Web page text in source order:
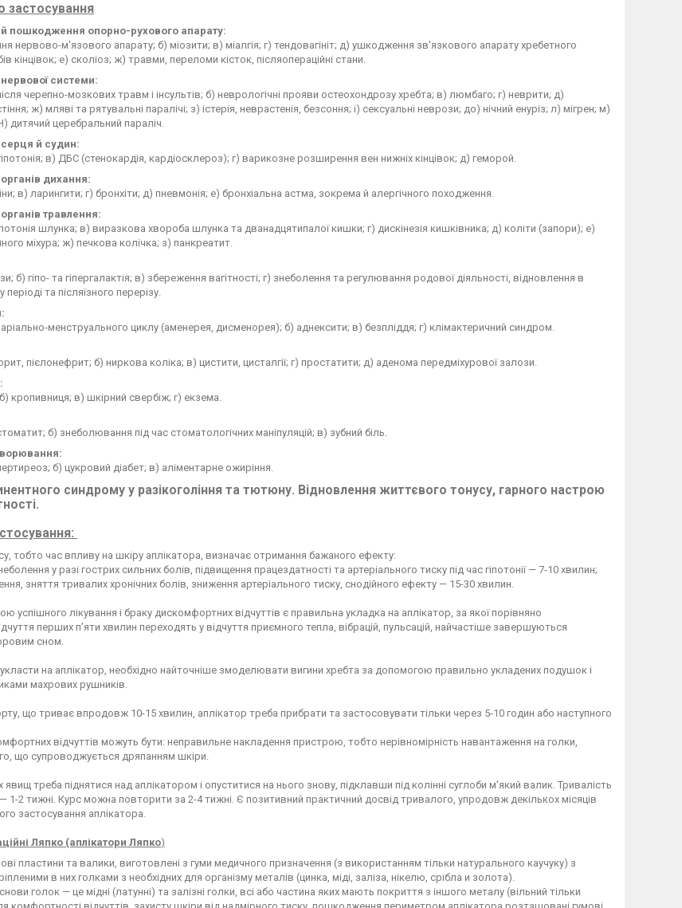
застосування
пошкодження опорно-рухового апарату:
нервово-м'язового апарату; б) міозити; в) міалгія; г) тендовагініт; д) ушкодження зв'язкового апарату хребетного
кінцівок; е) сколіоз; ж) травми, переломи кісток, післяопераційні стани.
системи:
черепно-мозкових травм і інсультів; б) неврологічні прояви остеохондрозу хребта; в) люмбаго; г) неврити; д)
ж) мляві та рятувальні паралічі; з) істерія, неврастенія, безсоння; і) сексуальні неврози; до) нічний енуріз; л) мігрен; м)
дитячий церебральний параліч.
й судин:
в) ДБС (стенокардія, кардіосклероз); г) варикозне розширення вен нижніх кінцівок; д) геморой.
дихання:
в) ларингити; г) бронхіти; д) пневмонія; е) бронхіальна астма, зокрема й алергічного походження.
травлення:
шлунка; в) виразкова хвороба шлунка та дванадцятипалої кишки; г) дискінезія кишківника; д) коліти (запори); е)
міхура; ж) печкова колічка; з) панкреатит.
б) гіпо- та гіпергалактія; в) збереження вагітності; г) знеболення та регулювання родової діяльності, відновлення в
та післяїзного перерізу.
менструального циклу (аменерея, дисменорея); б) аднексити; в) безпліддя; г) клімактеричний синдром.
пієлонефрит; б) ниркова коліка; в) цистити, цисталгії; г) простатити; д) аденома передміхурової залози.
кропивниця; в) шкірний свербіж; г) екзема.
б) знеболювання під час стоматологічних маніпуляцій; в) зубний біль.
б) цукровий діабет; в) аліментарне ожиріння.
синдрому у разікогоління та тютюну. Відновлення життєвого тонусу, гарного настрою
тобто час впливу на шкіру аплікатора, визначає отримання бажаного ефекту:
у разі гострих сильних болів, підвищення працездатності та артеріального тиску під час гіпотонії — 7-10 хвилин;
зняття тривалих хронічних болів, зниження артеріального тиску, снодійного ефекту — 15-30 хвилин.
лікування і браку дискомфортних відчуттів є правильна укладка на аплікатор, за якої порівняно
перших п'яти хвилин переходять у відчуття приємного тепла, вібрацій, пульсацій, найчастіше завершуються
сном.
на аплікатор, необхідно найточніше змоделювати вигини хребта за допомогою правильно укладених подушок і
махрових рушників.
що триває впродовж 10-15 хвилин, аплікатор треба прибрати та застосовувати тільки через 5-10 годин або наступного
відчуттів можуть бути: неправильне накладення пристрою, тобто нерівномірність навантаження на голки,
що супроводжується дряпанням шкіри.
явищ треба піднятися над аплікатором і опуститися на нього знову, підклавши під колінні суглоби м'який валик. Тривалість
1-2 тижні. Курс можна повторити за 2-4 тижні. Є позитивний практичний досвід тривалого, упродовж декількох місяців
застосування аплікатора.
Ляпко (аплікатори Ляпко)
пластини та валики, виготовлені з гуми медичного призначення (з використанням тільки натурального каучуку) з
в них голками з необхідних для організму металів (цинка, міді, заліза, нікелю, срібла и золота).
голок — це мідні (латунні) та залізні голки, всі або частина яких мають покриття з іншого металу (вільний тільки